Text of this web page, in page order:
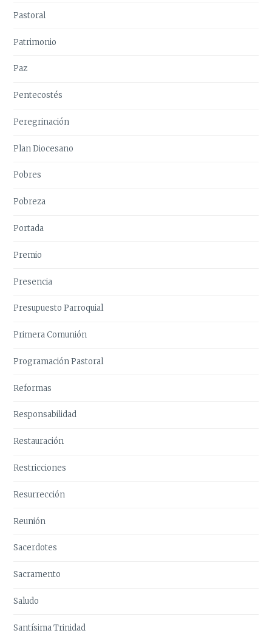
Pastoral
Patrimonio
Paz
Pentecostés
Peregrinación
Plan Diocesano
Pobres
Pobreza
Portada
Premio
Presencia
Presupuesto Parroquial
Primera Comunión
Programación Pastoral
Reformas
Responsabilidad
Restauración
Restricciones
Resurrección
Reunión
Sacerdotes
Sacramento
Saludo
Santísima Trinidad